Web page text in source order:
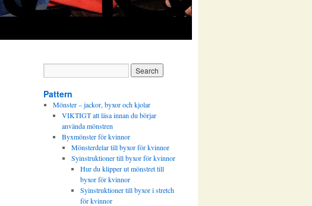
Pattern
Mönster – jackor, byxor och kjolar
VIKTIGT att läsa innan du börjar
använda mönstren
Byxmönster för kvinnor
Mönsterdelar till byxor för kvinnor
Syinstruktioner till byxor för kvinnor
Hur du klipper ut mönstret till
byxor för kvinnor
Syinstruktioner till byxor i stretch
för kvinnor